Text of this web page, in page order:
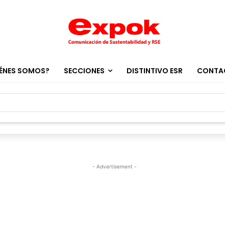
SOMOS? SECCIONES DISTINTIVO ESR
- Advertisement -